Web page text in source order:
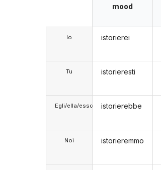
Io
Tu
Egli/ella/esso
Noi
mood
istorierei
istorieresti
istorierebbe
istorieremmo